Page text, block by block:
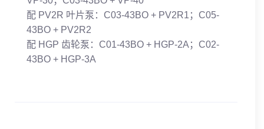
配 PV2R 叶片泵：C03-43BO + PV2R1；C05-
43BO + PV2R2
配 HGP 齿轮泵：C01-43BO + HGP-2A；C02-
43BO + HGP-3A